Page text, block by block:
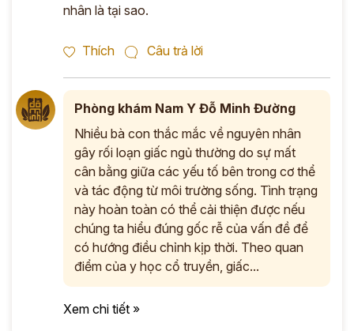
nhân là tại sao.
Thích Câu trả lời
Phòng khám Nam Y Đỗ Minh Đường
Nhiều bà con thắc mắc về nguyên nhân
gây rối loạn giấc ngủ thường do sự mất
cân bằng giữa các yếu tố bên trong cơ thể
và tác động từ môi trường sống. Tình trạng
này hoàn toàn có thể cải thiện được nếu
chúng ta hiểu đúng gốc rễ của vấn đề để
có hướng điều chỉnh kịp thời. Theo quan
điểm của y học cổ truyền, giấc...
Xem chi tiết »